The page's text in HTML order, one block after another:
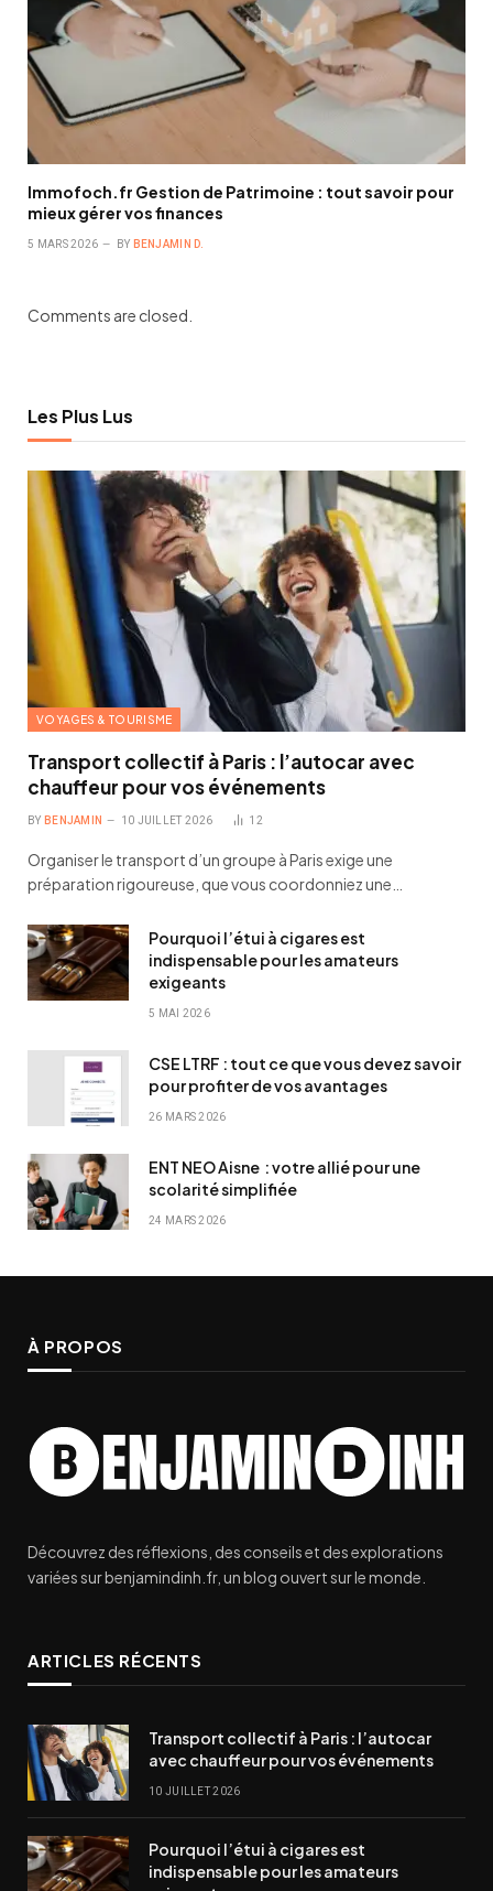
Immofoch.fr Gestion de Patrimoine : tout savoir pour
mieux gérer vos finances
5 MARS 2026 BY BENJAMIN D.
Comments are closed.
Les Plus Lus
VOYAGES & TOURISME
Transport collectif à Paris : l’autocar avec
chauffeur pour vos événements
BY BENJAMIN 10 JUILLET 2026 12
Organiser le transport d’un groupe à Paris exige une
préparation rigoureuse, que vous coordonniez une…
Pourquoi l’étui à cigares est
indispensable pour les amateurs
exigeants
5 MAI 2026
CSE LTRF : tout ce que vous devez savoir
pour profiter de vos avantages
26 MARS 2026
ENT NEO Aisne : votre allié pour une
scolarité simplifiée
24 MARS 2026
À PROPOS
Découvrez des réflexions, des conseils et des explorations
variées sur benjamindinh.fr, un blog ouvert sur le monde.
ARTICLES RÉCENTS
Transport collectif à Paris : l’autocar
avec chauffeur pour vos événements
10 JUILLET 2026
Pourquoi l’étui à cigares est
indispensable pour les amateurs